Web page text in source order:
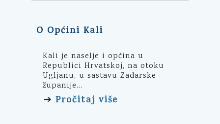
O Općini Kali
Kali je naselje i općina u
Republici Hrvatskoj, na otoku
Ugljanu, u sastavu Zadarske
županije...
➔ Pročitaj više